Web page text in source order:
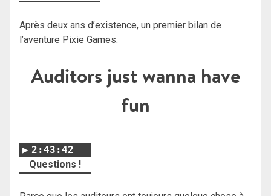
Après deux ans d’existence, un premier bilan de
l’aventure Pixie Games.
Auditors just wanna have
fun
2:43:42
Questions !